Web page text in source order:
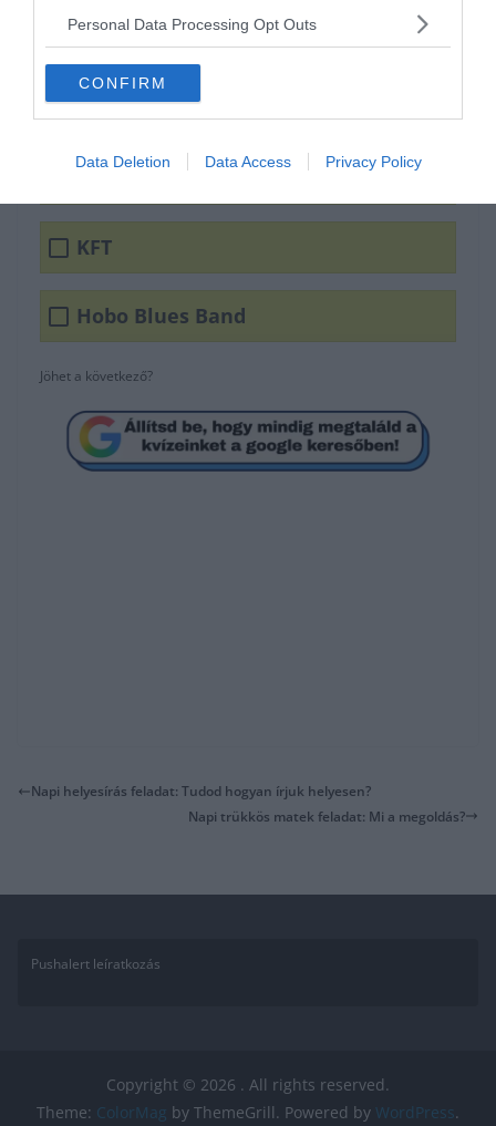
Personal Data Processing Opt Outs
CONFIRM
Data Deletion Data Access Privacy Policy
Ment a hűtlen nehéz
fejjel Visszamenne, de ő
már nem kell, Érzi,
hálátlan lett sorsa.
Edda Művek
KFT
Hobo Blues Band
Jöhet a következő?
Napi helyesírás feladat: Tudod hogyan írjuk helyesen?
Napi trükkös matek feladat: Mi a megoldás?
Pushalert leíratkozás
Copyright © 2026 . All rights reserved.
Theme: ColorMag by ThemeGrill. Powered by WordPress.